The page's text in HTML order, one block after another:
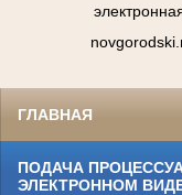
ГЛАВНАЯ
ПОДАЧА
ЭЛЕКТРОННОМ